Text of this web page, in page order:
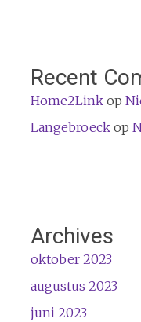
Recent
Home2Linkop
Langebroeckop
Archives
oktober 2023
augustus 2023
juni 2023